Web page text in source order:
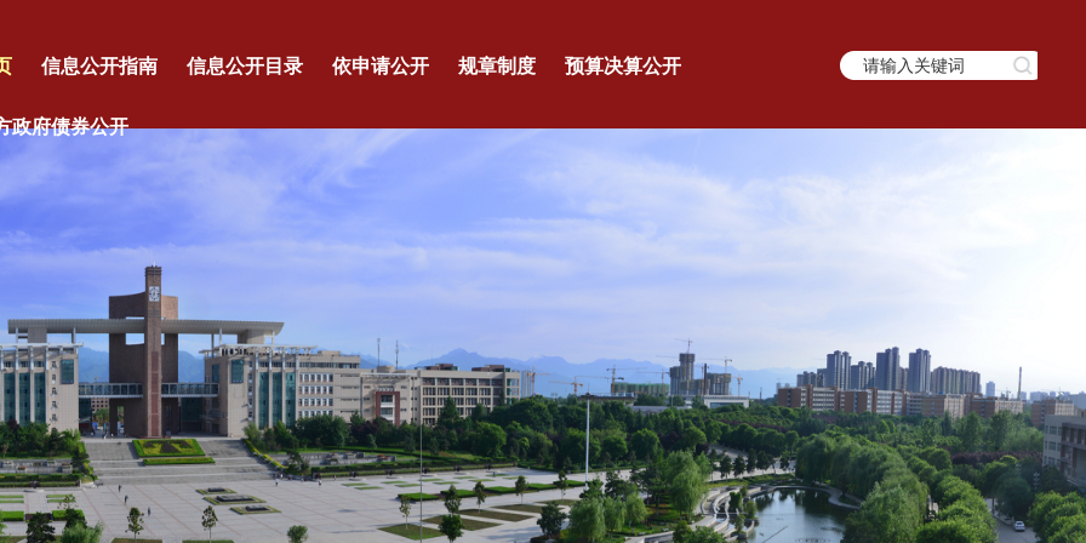
信息公开指南 信息公开目录 依申请公开 规章制度 预算决算公开
政府债券公开